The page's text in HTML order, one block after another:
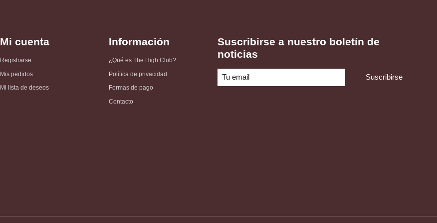
Mi cuenta
Registrarse
Mis pedidos
Mi lista de deseos
Información
¿Qué es The High Club?
Política de privacidad
Formas de pago
Contacto
Suscribirse a nuestro boletín de
noticias
Suscribirse